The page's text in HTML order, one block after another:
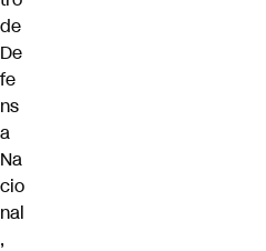
de
De
fe
ns
a
Na
cio
nal
,